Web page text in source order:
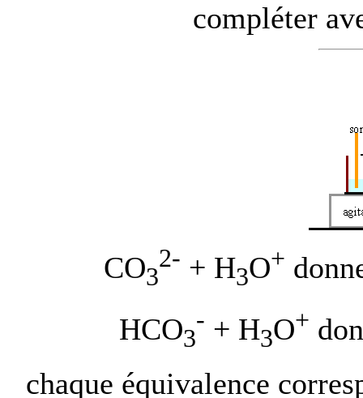
compléter
CO3
2- + H3O+
HCO3
- + H3O+
chaque équivalence